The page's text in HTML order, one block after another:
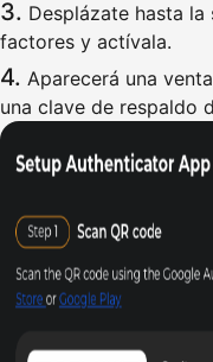
Desplázate hasta
factores y actívala.
Aparecerá una
una clave de respaldo